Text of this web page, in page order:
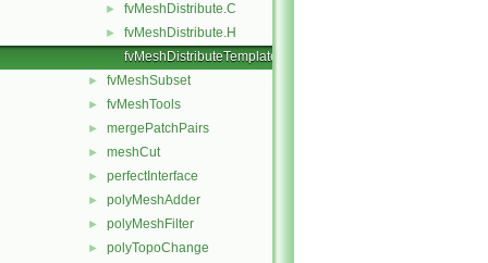
► fvMeshDistribute.C
►
fvMeshDistribute.H
fvMeshDistributeTemplates.C
► fvMeshSubset
► fvMeshTools
► mergePatchPairs
► meshCut
► perfectInterface
► polyMeshAdder
► polyMeshFilter
► polyTopoChange